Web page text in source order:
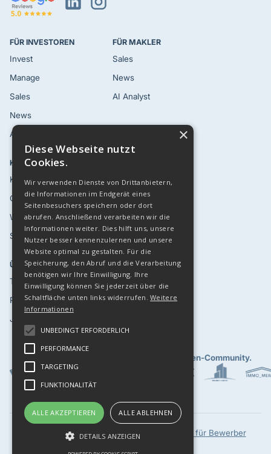
FÜR INVESTOREN
Invest
Manage
Sales
News
AI Analyst
FÜR MAKLER
Sales
News
AI Analyst
KUNDEN
Kundenstimmen
Case Studies
Webinare
Sicherheit
Blog
Eventkalender '26
Top 30 LinkedIn
ÜBER UNS
Team
Presse
Jobs
ANDERE
Demo Buchen
Login
starke Immobilien-Community.
DatenschutzJCA Network
Datenschutz für Bewerber
×
Diese Webseite nutzt
Cookies.
Wir verwenden Dienste von Drittanbietern,
die Informationen im Endgerät eines
Seitenbesuchers speichern oder dort
abrufen. Anschließend verarbeiten wir die
Informationen weiter. Dies hilft uns, unsere
Nutzer besser kennenzulernen und unsere
Website optimal zu gestalten. Für die
Speicherung, den Abruf und die Verarbeitung
benötigen wir Ihre Einwilligung. Ihre
Einwilligung können Sie jederzeit über die
Schaltfläche unten links widerrufen.Weitere
Informationen
UNBEDINGT ERFORDERLICH
PERFORMANCE
TARGETING
FUNKTIONALITÄT
ALLE AKZEPTIEREN ALLE ABLEHNEN
DETAILS ANZEIGEN